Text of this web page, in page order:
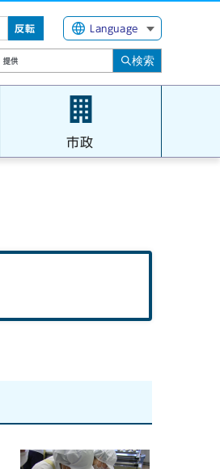
反転 Language
検索
市政